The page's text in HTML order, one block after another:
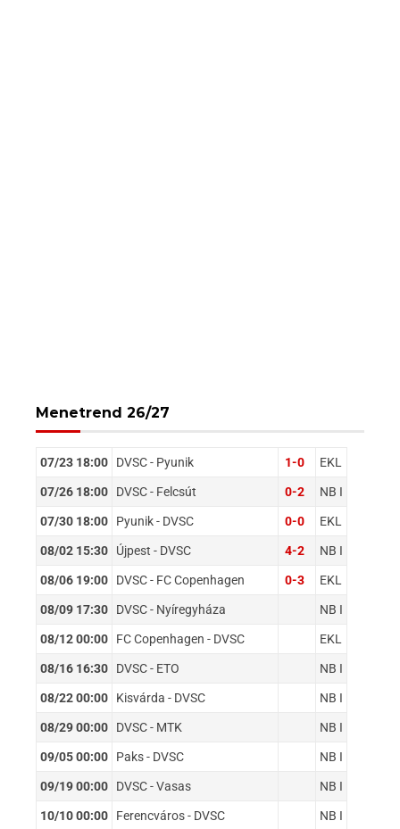
Menetrend 26/27
07/23 18:00 DVSC - Pyunik 1-0 EKL
07/26 18:00 DVSC - Felcsút 0-2 NB I
07/30 18:00 Pyunik - DVSC 0-0 EKL
08/02 15:30 Újpest - DVSC 4-2 NB I
08/06 19:00 DVSC - FC Copenhagen 0-3 EKL
08/09 17:30 DVSC - Nyíregyháza NB I
08/12 00:00 FC Copenhagen - DVSC EKL
08/16 16:30 DVSC - ETO NB I
08/22 00:00 Kisvárda - DVSC NB I
08/29 00:00 DVSC - MTK NB I
09/05 00:00 Paks - DVSC NB I
09/19 00:00 DVSC - Vasas NB I
10/10 00:00 Ferencváros - DVSC NB I